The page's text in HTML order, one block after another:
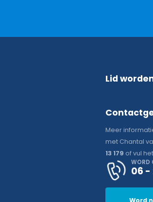
Lid
Meer
met Chantal
13 179 of vul
WORD
06 -
Word